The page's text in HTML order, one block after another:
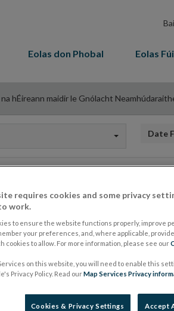
Eolas don Phobal Eolas
hÉireann maidir le Gnólacht
Date
Nuacht
Loan 365
Ceannais
requires cookies and some privacy
work.
to ensure the website functions properly, improve
your preferences, and, where applicable,
cookies to allow. For more information, please see our
on this website, you will need to enable this
Privacy Policy. Read ourMap Services Privacy
Cookies & Privacy Settings Accept